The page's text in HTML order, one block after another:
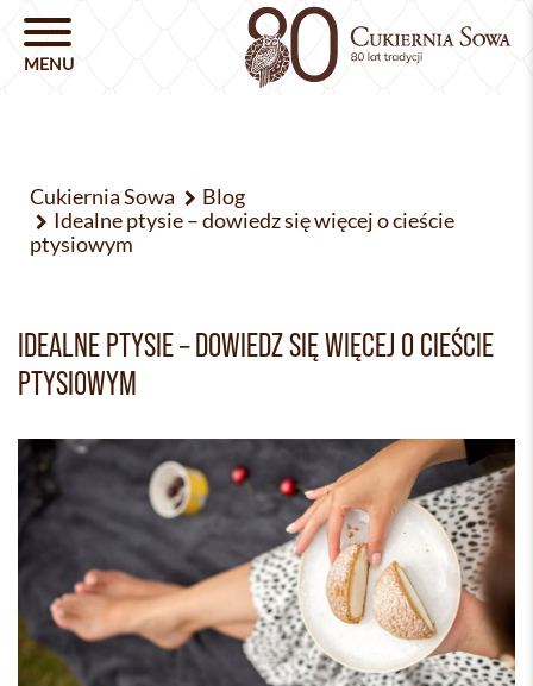
Cukiernia Sowa
Blog
Idealne ptysie – dowiedz się więcej o cieście
ptysiowym
IDEALNE PTYSIE – DOWIEDZ SIĘ WIĘCEJ O CIEŚCIE
PTYSIOWYM